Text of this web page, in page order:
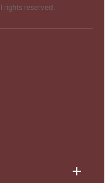
reserved.